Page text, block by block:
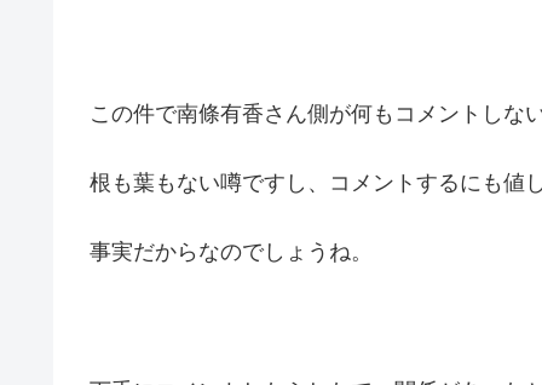
この件で南條有香さん側が何もコメントしな
根も葉もない噂ですし、コメントするにも値
事実だからなのでしょうね。